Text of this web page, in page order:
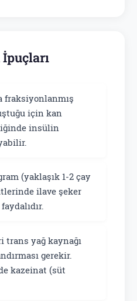
fraksiyonlanmış
için kan
insülin
(yaklaşık 1-2 çay
ilave şeker
trans yağ kaynağı
gerekir.
kazeinat (süt